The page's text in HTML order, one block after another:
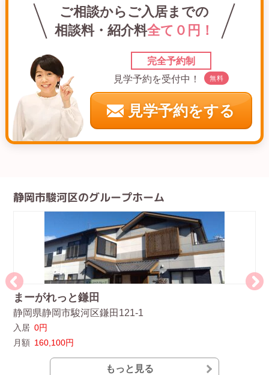
ご相談からご入居までの
相談料・紹介料全て０円！
完全予約制
見学予約を受付中！
無料
見学予約をする
静岡市駿河区のグループホーム
まーがれっと鎌田
静岡県静岡市駿河区鎌田121-1
入居 0円
月額 160,100円
もっと見る